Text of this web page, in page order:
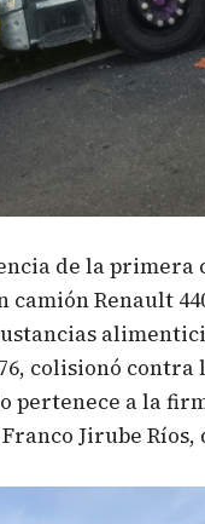
de la
camión Renault
colisionó
a la
Jirube